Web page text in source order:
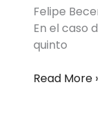
Felipe
En el caso
quinto
Read More